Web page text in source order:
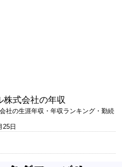
株式会社の年収
社の生涯年収・年収ランキング・勤続
25日